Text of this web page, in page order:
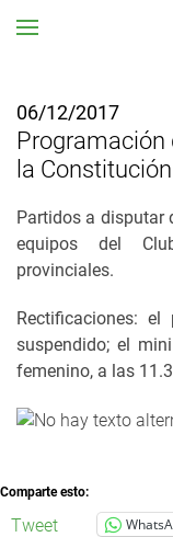
06/12/2017
Programación
la Constitución
Partidos a disputar
equipos del
provinciales.
Rectificaciones:
suspendido; el
femenino, a las
Comparte esto:
Tweet